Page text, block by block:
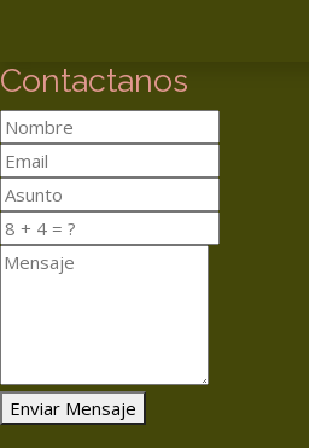
Contactanos
Enviar Mensaje